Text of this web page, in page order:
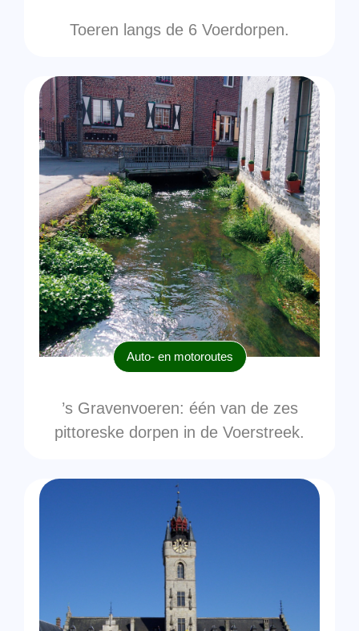
Toeren langs de 6 Voerdorpen.
Auto- en motoroutes
’s Gravenvoeren: één van de zes
pittoreske dorpen in de Voerstreek.